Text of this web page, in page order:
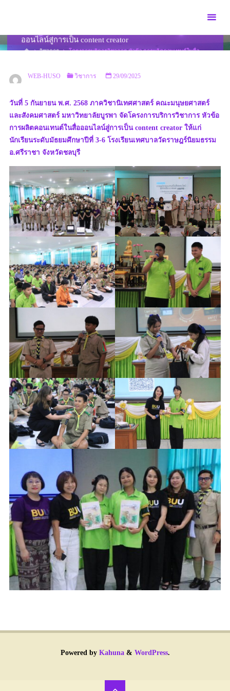
ออนไลน์สู่การเป็น content creator
HOMEวิชาการ
โครงการบริการวิชาการ หัวข้อ การผลิตคอนเทนต์ในสื่อ
WEB-HUSO วิชาการ 29/09/2025
วันที่ 5 กันยายน พ.ศ. 2568 ภาควิชานิเทศศาสตร์ คณะมนุษยศาสตร์
และสังคมศาสตร์ มหาวิทยาลัยบูรพา จัดโครงการบริการวิชาการ หัวข้อ
การผลิตคอนเทนต์ในสื่อออนไลน์สู่การเป็น content creator ให้แก่
นักเรียนระดับมัธยมศึกษาปีที่ 3-6 โรงเรียนเทศบาลวัดราษฎร์นิยมธรรม
อ.ศรีราชา จังหวัดชลบุรี
Powered byKahuna& WordPress.
Back